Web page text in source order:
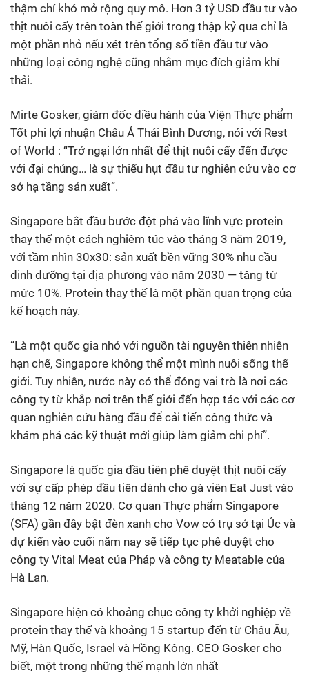
thậm chí khó mở rộng quy mô. Hơn 3 tỷ USD đầu tư vào
thịt nuôi cấy trên toàn thế giới trong thập kỷ qua chỉ là
một phần nhỏ nếu xét trên tổng số tiền đầu tư vào
những loại công nghệ cũng nhằm mục đích giảm khí
thải.
Mirte Gosker, giám đốc điều hành của Viện Thực phẩm
Tốt phi lợi nhuận Châu Á Thái Bình Dương, nói với Rest
of World : “Trở ngại lớn nhất để thịt nuôi cấy đến được
với đại chúng… là sự thiếu hụt đầu tư nghiên cứu vào cơ
sở hạ tầng sản xuất”.
Singapore bắt đầu bước đột phá vào lĩnh vực protein
thay thế một cách nghiêm túc vào tháng 3 năm 2019,
với tầm nhìn 30x30: sản xuất bền vững 30% nhu cầu
dinh dưỡng tại địa phương vào năm 2030 — tăng từ
mức 10%. Protein thay thế là một phần quan trọng của
kế hoạch này.
“Là một quốc gia nhỏ với nguồn tài nguyên thiên nhiên
hạn chế, Singapore không thể một mình nuôi sống thế
giới. Tuy nhiên, nước này có thể đóng vai trò là nơi các
công ty từ khắp nơi trên thế giới đến hợp tác với các cơ
quan nghiên cứu hàng đầu để cải tiến công thức và
khám phá các kỹ thuật mới giúp làm giảm chi phí”.
Singapore là quốc gia đầu tiên phê duyệt thịt nuôi cấy
với sự cấp phép đầu tiên dành cho gà viên Eat Just vào
tháng 12 năm 2020. Cơ quan Thực phẩm Singapore
(SFA) gần đây bật đèn xanh cho Vow có trụ sở tại Úc và
dự kiến vào cuối năm nay sẽ tiếp tục phê duyệt cho
công ty Vital Meat của Pháp và công ty Meatable của
Hà Lan.
Singapore hiện có khoảng chục công ty khởi nghiệp về
protein thay thế và khoảng 15 startup đến từ Châu Âu,
Mỹ, Hàn Quốc, Israel và Hồng Kông. CEO Gosker cho
biết, một trong những thế mạnh lớn nhất